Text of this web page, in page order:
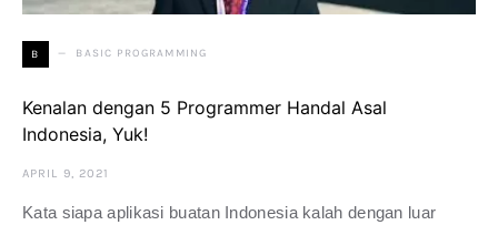
B BASIC PROGRAMMING
Kenalan dengan 5 Programmer Handal Asal
Indonesia, Yuk!
APRIL 9, 2021
Kata siapa aplikasi buatan Indonesia kalah dengan luar